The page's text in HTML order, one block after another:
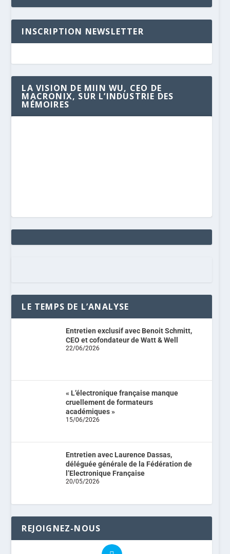
INSCRIPTION NEWSLETTER
LA VISION DE MIIN WU, CEO DE
MACRONIX, SUR L’INDUSTRIE DES
MÉMOIRES
LE TEMPS DE L’ANALYSE
Entretien exclusif avec Benoit Schmitt,
CEO et cofondateur de Watt & Well
22/06/2026
« L’électronique française manque
cruellement de formateurs
académiques »
15/06/2026
Entretien avec Laurence Dassas,
déléguée générale de la Fédération de
l’Electronique Française
20/05/2026
REJOIGNEZ-NOUS